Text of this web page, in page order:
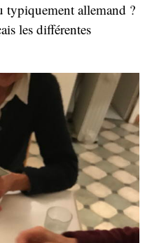
typiquement allemand ?
les différentes